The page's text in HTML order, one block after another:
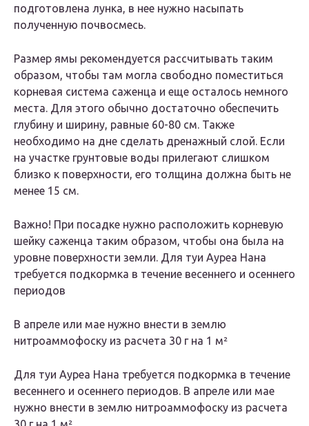
подготовлена лунка, в нее нужно насыпать
полученную почвосмесь.
Размер ямы рекомендуется рассчитывать таким
образом, чтобы там могла свободно поместиться
корневая система саженца и еще осталось немного
места. Для этого обычно достаточно обеспечить
глубину и ширину, равные 60-80 см. Также
необходимо на дне сделать дренажный слой. Если
на участке грунтовые воды прилегают слишком
близко к поверхности, его толщина должна быть не
менее 15 см.
Важно! При посадке нужно расположить корневую
шейку саженца таким образом, чтобы она была на
уровне поверхности земли. Для туи Ауреа Нана
требуется подкормка в течение весеннего и осеннего
периодов
В апреле или мае нужно внести в землю
нитроаммофоску из расчета 30 г на 1 м²
Для туи Ауреа Нана требуется подкормка в течение
весеннего и осеннего периодов. В апреле или мае
нужно внести в землю нитроаммофоску из расчета